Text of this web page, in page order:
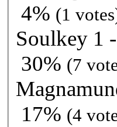
4% (1
Soulkey 1
30% (7
17% (4